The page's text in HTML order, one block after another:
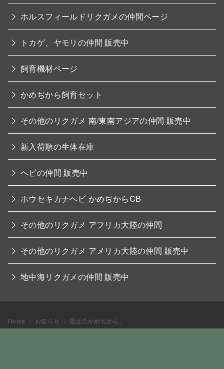
ホルスフィールドリクガメの仲間ページ
トカゲ、ヤモリの仲間 販売中
飼育機材ページ
かめぢから飼育セット
その他のリクガメ 南/東南アジアの仲間 販売中
新入荷順の生体在庫
ヘビの仲間 販売中
ホウセキカナヘビ かめぢからCB
その他のリクガメ アフリカ大陸の仲間
その他のリクガメ アメリカ大陸の仲間 販売中
地中海リクガメの仲間 販売中
Home お知らせ 最近のかめぢから。